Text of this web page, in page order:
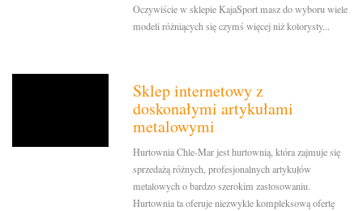
Oczywiście w sklepie KajaSport masz do wyboru wiele
modeli różniących się czymś więcej niż kolorysty...
Sklep internetowy z
doskonałymi artykułami
metalowymi
Hurtownia Chle-Mar jest hurtownią, która zajmuje się
sprzedażą różnych, profesjonalnych artykułów
metalowych o bardzo szerokim zastosowaniu.
Hurtownia ta oferuje niezwykle kompleksową ofertę